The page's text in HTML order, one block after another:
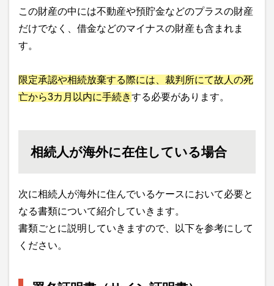
この財産の中には不動産や預貯金などのプラスの財産
だけでなく、借金などのマイナスの財産も含まれま
す。
限定承認や相続放棄する際には、裁判所にて故人の死
亡から3カ月以内に手続きする必要があります。
相続人が海外に在住している場合
次に相続人が海外に住んでいるケースにおいて必要と
なる書類について紹介していきます。
書類ごとに説明していきますので、以下を参考にして
ください。